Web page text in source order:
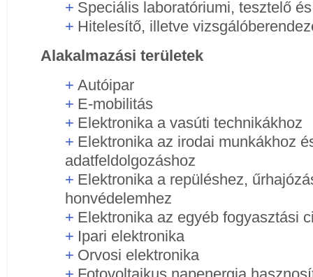
Speciális laboratóriumi, tesztelő
Hitelesítő, illetve
Alakalmazási területek
Autóipar
E-mobilitás
Elektronika a vasúti technikákhoz
Elektronika az irodai munkákhoz
adatfeldolgozáshoz
Elektronika a repüléshez,
honvédelemhez
Elektronika az egyéb fogyasztási
Ipari elektronika
Orvosi elektronika